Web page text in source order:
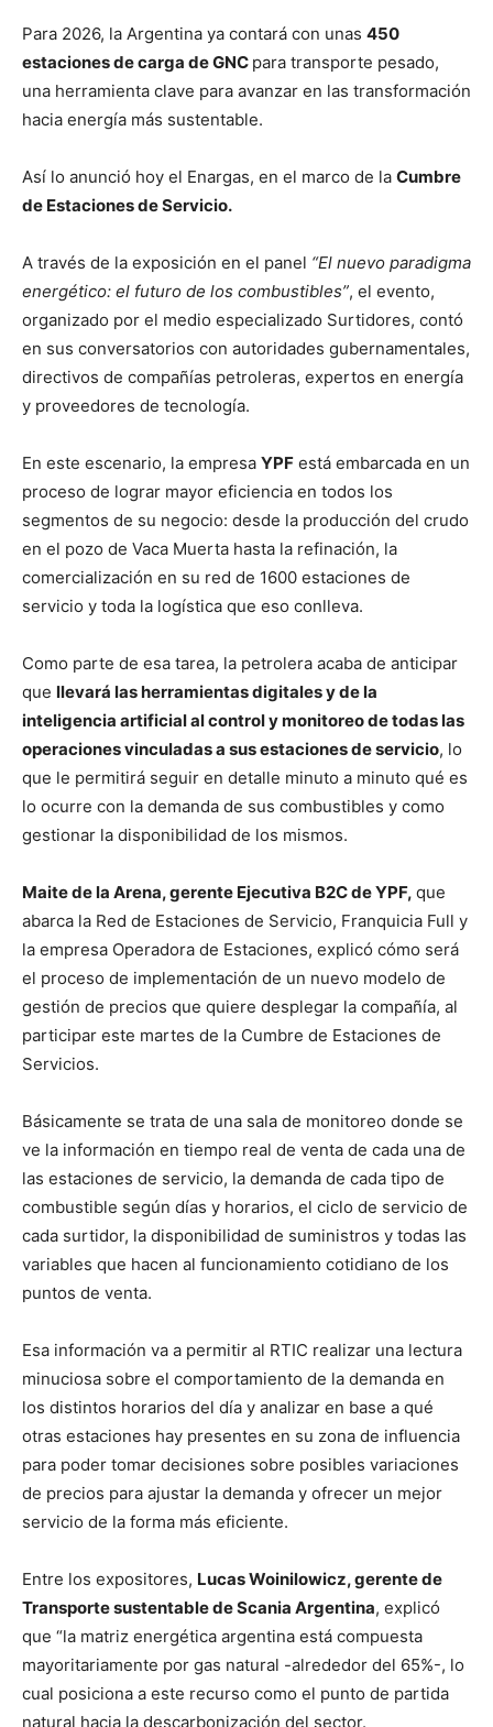
Para 2026, la Argentina ya contará con unas 450
estaciones de carga de GNC para transporte pesado,
una herramienta clave para avanzar en las transformación
hacia energía más sustentable.
Así lo anunció hoy el Enargas, en el marco de la Cumbre
de Estaciones de Servicio.
A través de la exposición en el panel “El nuevo paradigma
energético: el futuro de los combustibles”, el evento,
organizado por el medio especializado Surtidores, contó
en sus conversatorios con autoridades gubernamentales,
directivos de compañías petroleras, expertos en energía
y proveedores de tecnología.
En este escenario, la empresa YPF está embarcada en un
proceso de lograr mayor eficiencia en todos los
segmentos de su negocio: desde la producción del crudo
en el pozo de Vaca Muerta hasta la refinación, la
comercialización en su red de 1600 estaciones de
servicio y toda la logística que eso conlleva.
Como parte de esa tarea, la petrolera acaba de anticipar
que llevará las herramientas digitales y de la
inteligencia artificial al control y monitoreo de todas las
operaciones vinculadas a sus estaciones de servicio, lo
que le permitirá seguir en detalle minuto a minuto qué es
lo ocurre con la demanda de sus combustibles y como
gestionar la disponibilidad de los mismos.
Maite de la Arena, gerente Ejecutiva B2C de YPF, que
abarca la Red de Estaciones de Servicio, Franquicia Full y
la empresa Operadora de Estaciones, explicó cómo será
el proceso de implementación de un nuevo modelo de
gestión de precios que quiere desplegar la compañía, al
participar este martes de la Cumbre de Estaciones de
Servicios.
Básicamente se trata de una sala de monitoreo donde se
ve la información en tiempo real de venta de cada una de
las estaciones de servicio, la demanda de cada tipo de
combustible según días y horarios, el ciclo de servicio de
cada surtidor, la disponibilidad de suministros y todas las
variables que hacen al funcionamiento cotidiano de los
puntos de venta.
Esa información va a permitir al RTIC realizar una lectura
minuciosa sobre el comportamiento de la demanda en
los distintos horarios del día y analizar en base a qué
otras estaciones hay presentes en su zona de influencia
para poder tomar decisiones sobre posibles variaciones
de precios para ajustar la demanda y ofrecer un mejor
servicio de la forma más eficiente.
Entre los expositores, Lucas Woinilowicz, gerente de
Transporte sustentable de Scania Argentina, explicó
que “la matriz energética argentina está compuesta
mayoritariamente por gas natural -alrededor del 65%-, lo
cual posiciona a este recurso como el punto de partida
natural hacia la descarbonización del sector.